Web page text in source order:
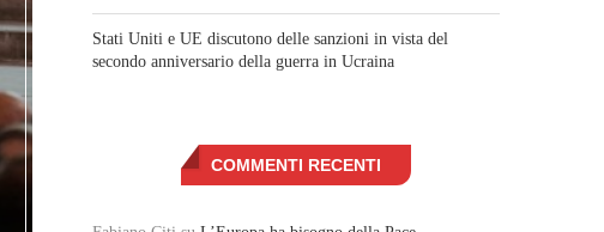
Stati Uniti e UE discutono delle sanzioni in vista del
secondo anniversario della guerra in Ucraina
COMMENTI RECENTI